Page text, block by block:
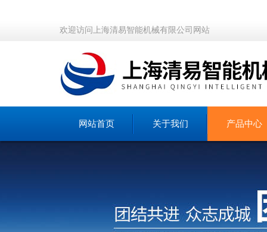
欢迎访问上海清易智能机械有限公司网站
网站首页 关于我们 产品中心